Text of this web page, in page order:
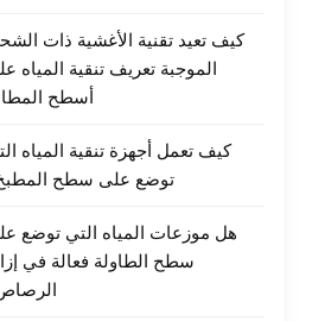
كيف تعيد تقنية الأغشية ذات
الموجبة تعريف تنقية المياه
أسطح
كيف تعمل أجهزة تنقية المياه
توضع على سطح
هل موزعات المياه التي توضع
سطح الطاولة فعالة في